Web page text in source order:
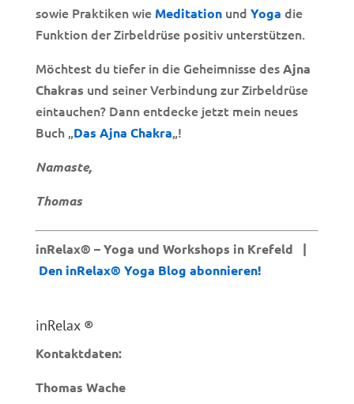
sowie Praktiken wie Meditationund Yoga die
Funktion der Zirbeldrüse positiv unterstützen.
Möchtest du tiefer in die Geheimnisse desAjna
Chakras und seiner Verbindung zur Zirbeldrüse
eintauchen? Dann entdecke jetzt mein neues
Buch „Das Ajna Chakra„!
Namaste,
Thomas
inRelax® – Yoga und Workshops in Krefeld |
Den inRelax® Yoga Blog abonnieren!
inRelax ®
Kontaktdaten:
Thomas Wache